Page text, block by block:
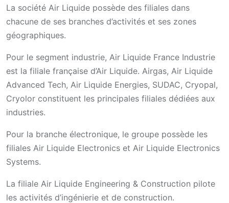
La société Air Liquide possède des filiales dans
chacune de ses branches d’activités et ses zones
géographiques.
Pour le segment industrie, Air Liquide France Industrie
est la filiale française d’Air Liquide. Airgas, Air Liquide
Advanced Tech, Air Liquide Energies, SUDAC, Cryopal,
Cryolor constituent les principales filiales dédiées aux
industries.
Pour la branche électronique, le groupe possède les
filiales Air Liquide Electronics et Air Liquide Electronics
Systems.
La filiale Air Liquide Engineering & Construction pilote
les activités d’ingénierie et de construction.